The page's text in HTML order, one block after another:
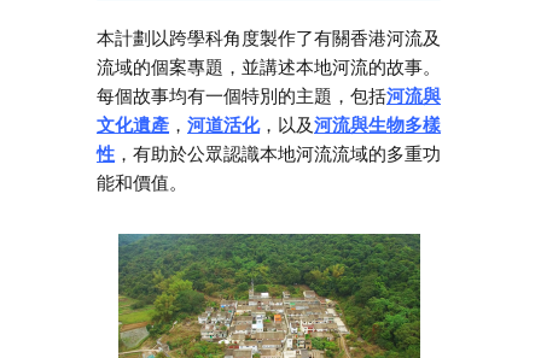
本計劃以跨學科角度製作了有關香港河流及
流域的個案專題，並講述本地河流的故事。
每個故事均有一個特別的主題，包括河流與
文化遺產 ， 河道活化，以及河流與生物多樣
性 ，有助於公眾認識本地河流流域的多重功
能和價值。